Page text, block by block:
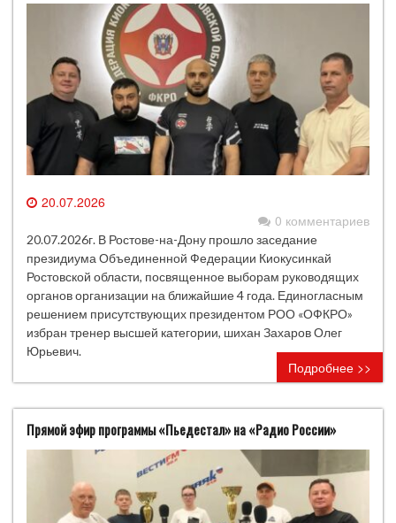
20.07.2026
0 комментариев
20.07.2026г. В Ростове-на-Дону прошло заседание
президиума Объединенной Федерации Киокусинкай
Ростовской области, посвященное выборам руководящих
органов организации на ближайшие 4 года. Единогласным
решением присутствующих президентом РОО «ОФКРО»
избран тренер высшей категории, шихан Захаров Олег
Юрьевич.
Подробнее >>
Прямой эфир программы «Пьедестал» на «Радио России»